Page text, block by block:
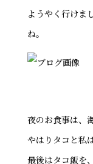
ようやく行けま
ね。
夜のお食事は、
やはりタコと私
最後はタコ飯を